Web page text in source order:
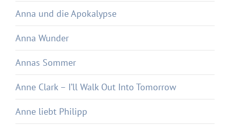
Anna und die Apokalypse
Anna Wunder
Annas Sommer
Anne Clark – I’ll Walk Out Into Tomorrow
Anne liebt Philipp